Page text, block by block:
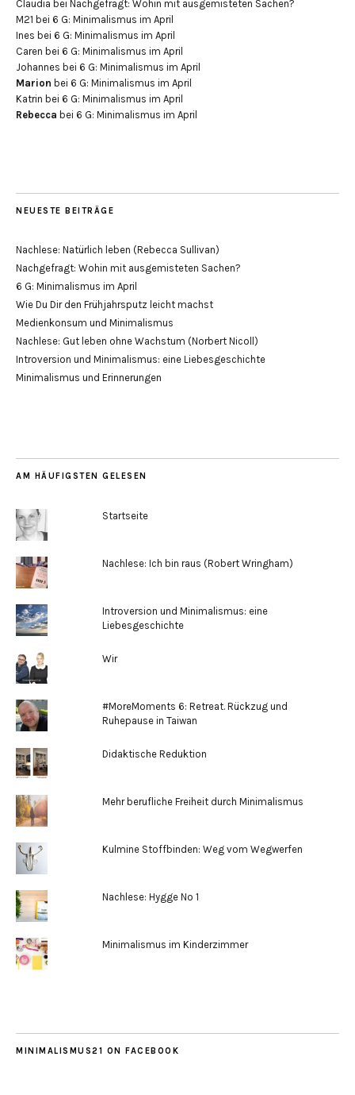
Claudia bei Nachgefragt: Wohin mit ausgemisteten Sachen?
M21 bei 6 G: Minimalismus im April
Ines bei 6 G: Minimalismus im April
Caren bei 6 G: Minimalismus im April
Johannes bei 6 G: Minimalismus im April
Marion bei 6 G: Minimalismus im April
Katrin bei 6 G: Minimalismus im April
Rebecca bei 6 G: Minimalismus im April
NEUESTE BEITRÄGE
Nachlese: Natürlich leben (Rebecca Sullivan)
Nachgefragt: Wohin mit ausgemisteten Sachen?
6 G: Minimalismus im April
Wie Du Dir den Frühjahrsputz leicht machst
Medienkonsum und Minimalismus
Nachlese: Gut leben ohne Wachstum (Norbert Nicoll)
Introversion und Minimalismus: eine Liebesgeschichte
Minimalismus und Erinnerungen
AM HÄUFIGSTEN GELESEN
Startseite
Nachlese: Ich bin raus (Robert Wringham)
Introversion und Minimalismus: eine
Liebesgeschichte
Wir
#MoreMoments 6: Retreat. Rückzug und
Ruhepause in Taiwan
Didaktische Reduktion
Mehr berufliche Freiheit durch Minimalismus
Kulmine Stoffbinden: Weg vom Wegwerfen
Nachlese: Hygge No 1
Minimalismus im Kinderzimmer
MINIMALISMUS21 ON FACEBOOK